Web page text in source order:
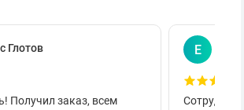
Глотов
Получил заказ, всем
Е